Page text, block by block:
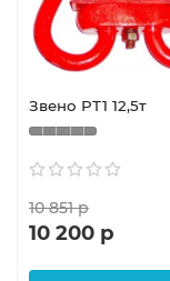
Звено РТ1 12,5т
10 851 р
10 200 р